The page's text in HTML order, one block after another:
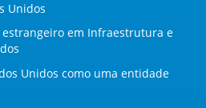
Unidos
estrangeiro em Infraestrutura e
Unidos como uma entidade